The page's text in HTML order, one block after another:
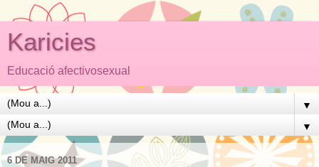
Karicies
Educació afectivosexual
▼
▼
6 DE MAIG 2011